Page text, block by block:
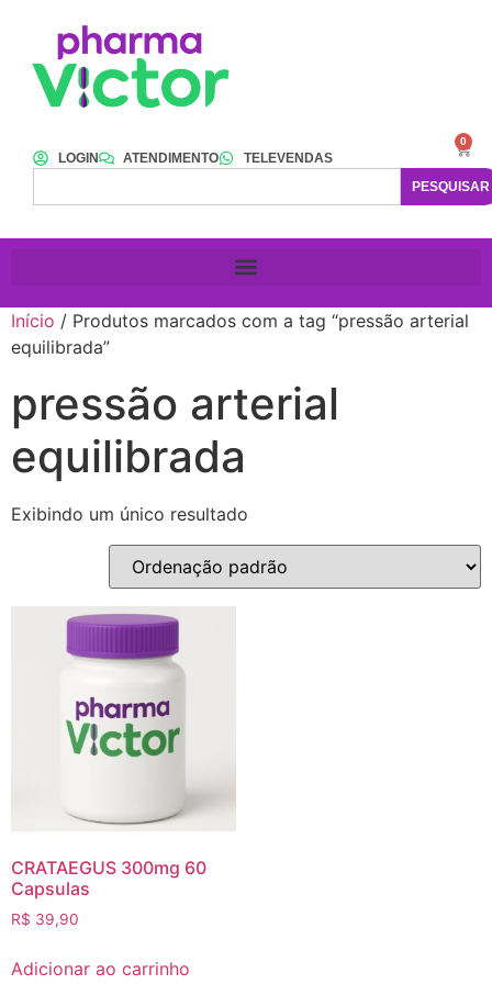
LOGIN ATENDIMENTO
TELEVENDAS
PESQUISAR
0
Início / Produtos marcados com a tag “pressão arterial
equilibrada”
pressão arterial
equilibrada
Exibindo um único resultado
CRATAEGUS 300mg 60
Capsulas
R$ 39,90
Adicionar ao carrinho